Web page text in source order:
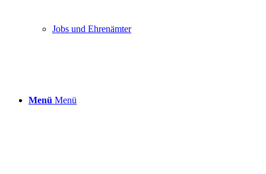
Jobs und Ehrenämter
Menü Menü